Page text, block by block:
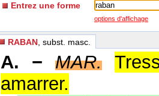
Entrez une forme
options d'affichage
RABAN , subst. masc.
A. − MAR.
amarrer.